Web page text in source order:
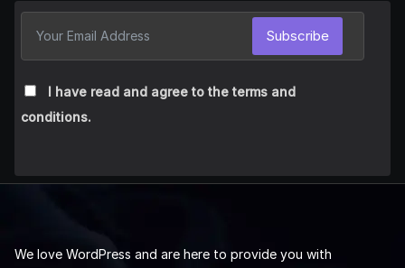
I have read and agree to the terms and
conditions.
Subscribe
We love WordPress and are here to provide you with